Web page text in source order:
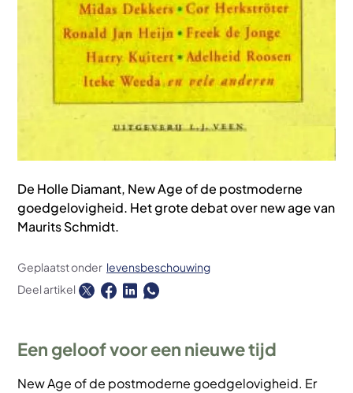
De Holle Diamant, New Age of de postmoderne
goedgelovigheid. Het grote debat over new age van
Maurits Schmidt.
Geplaatst onder levensbeschouwing
Deel artikel
Een geloof voor een nieuwe tijd
New Age of de postmoderne goedgelovigheid. Er